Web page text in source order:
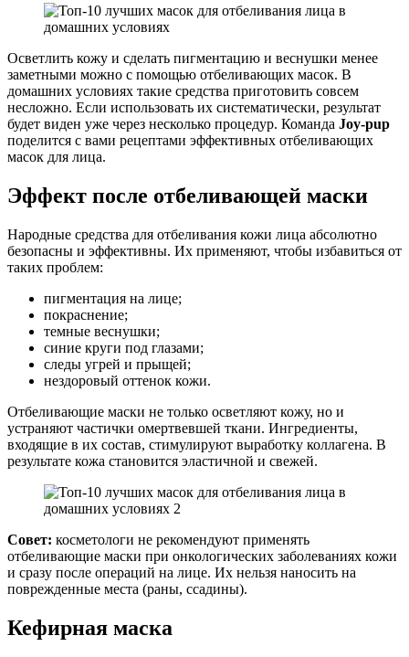
Осветлить кожу и сделать пигментацию и веснушки менее
заметными можно с помощью отбеливающих масок. В
домашних условиях такие средства приготовить совсем
несложно. Если использовать их систематически, результат
будет виден уже через несколько процедур. Команда Joy-pup
поделится с вами рецептами эффективных отбеливающих
масок для лица.
Эффект после отбеливающей маски
Народные средства для отбеливания кожи лица абсолютно
безопасны и эффективны. Их применяют, чтобы избавиться от
таких проблем:
пигментация на лице;
покраснение;
темные веснушки;
синие круги под глазами;
следы угрей и прыщей;
нездоровый оттенок кожи.
Отбеливающие маски не только осветляют кожу, но и
устраняют частички омертвевшей ткани. Ингредиенты,
входящие в их состав, стимулируют выработку коллагена. В
результате кожа становится эластичной и свежей.
Совет: косметологи не рекомендуют применять
отбеливающие маски при онкологических заболеваниях кожи
и сразу после операций на лице. Их нельзя наносить на
поврежденные места (раны, ссадины).
Кефирная маска